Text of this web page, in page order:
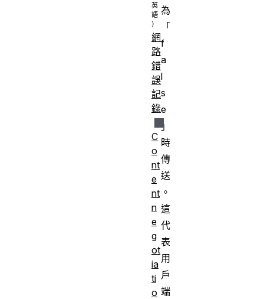
為
「
f
a
l
s
e
」
時
傳
送
。
這
代
表
用
戶
端
網
路
錯
誤
記
錄
C
o
nt
e
nt
n
e
g
ot
ia
ti
o